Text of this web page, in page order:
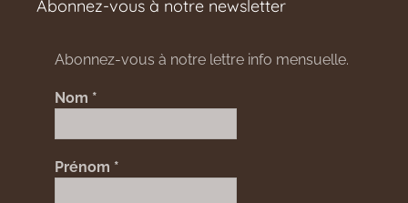
Abonnez-vous à notre newsletter
Abonnez-vous à notre lettre info mensuelle.
Nom *
Prénom *